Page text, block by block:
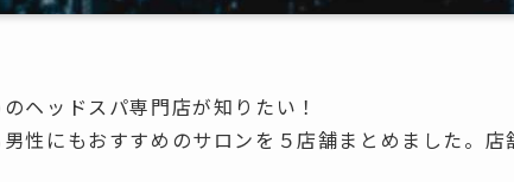
ヘッドスパ専門店が知りたい！
性にもおすすめのサロンを５店舗まとめました。